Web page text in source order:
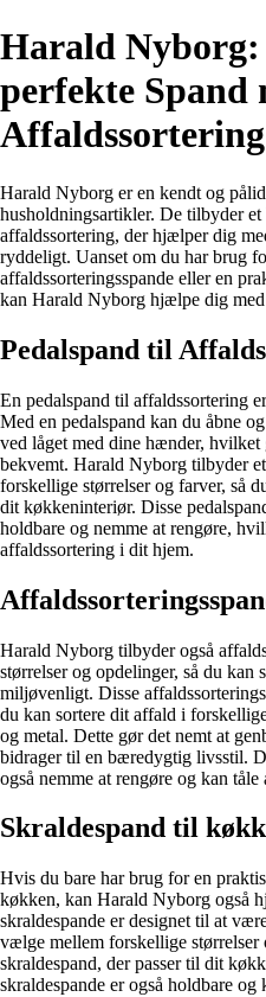
Harald
perfekte Spand
Affaldssortering
Harald Nyborg er en kendt og
husholdningsartikler. De tilbyder
affaldssortering, der hjælper dig
ryddeligt. Uanset om du har brug
affaldssorteringsspande eller en
kan Harald Nyborg hjælpe dig
Pedalspand til
En pedalspand til affaldssortering
Med en pedalspand kan du åbne
ved låget med dine hænder,
bekvemt. Harald Nyborg tilbyder
forskellige størrelser og farver, så
dit køkkeninteriør. Disse
holdbare og nemme at rengøre,
affaldssortering i dit hjem.
Harald Nyborg tilbyder også
størrelser og opdelinger, så du
miljøvenligt. Disse
du kan sortere dit affald i
og metal. Dette gør det nemt at
bidrager til en bæredygtig livsstil.
også nemme at rengøre og kan
Skraldespand til
Hvis du bare har brug for en
køkken, kan Harald Nyborg også
skraldespande er designet til at
vælge mellem forskellige størrelser
skraldespand, der passer til dit
skraldespande er også holdbare